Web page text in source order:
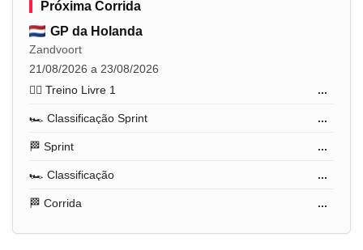
Próxima Corrida
GP da Holanda
Zandvoort
21/08/2026 a 23/08/2026
🏋️‍♂️ Treino Livre 1
...
🏎️ Classificação Sprint ...
🏁 Sprint ...
🏎️ Classificação ...
🏁 Corrida ...